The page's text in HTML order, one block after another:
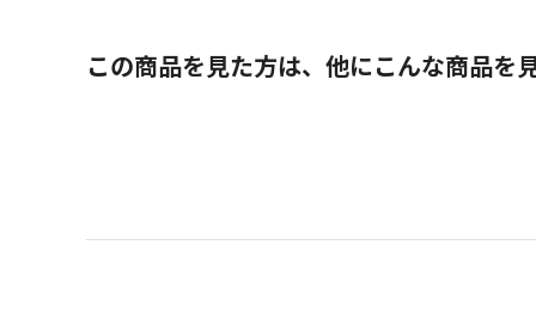
この商品を見た方は、他にこんな商品を